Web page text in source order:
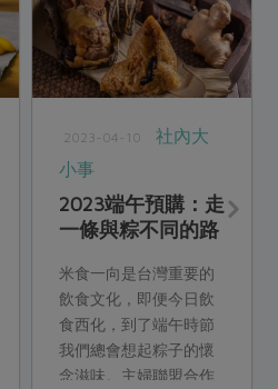
2023-04-10
社內大
小事
2023端午預購：走
一條與粽不同的路
米食一向是台灣重要的
飲食文化，即便今日飲
食西化，到了端午時節
我們總會想起粽子的懷
念滋味。主婦聯盟合作